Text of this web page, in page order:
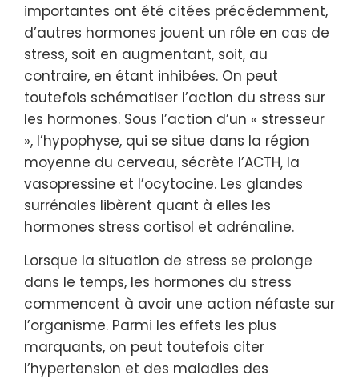
importantes ont été citées précédemment,
d’autres hormones jouent un rôle en cas de
stress, soit en augmentant, soit, au
contraire, en étant inhibées. On peut
toutefois schématiser l’action du stress sur
les hormones. Sous l’action d’un « stresseur
», l’hypophyse, qui se situe dans la région
moyenne du cerveau, sécrète l’ACTH, la
vasopressine et l’ocytocine. Les glandes
surrénales libèrent quant à elles les
hormones stress cortisol et adrénaline.
Lorsque la situation de stress se prolonge
dans le temps, les hormones du stress
commencent à avoir une action néfaste sur
l’organisme. Parmi les effets les plus
marquants, on peut toutefois citer
l’hypertension et des maladies des